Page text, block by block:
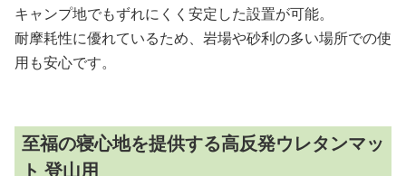
キャンプ地でもずれにくく安定した設置が可能。
耐摩耗性に優れているため、岩場や砂利の多い場所での使
用も安心です。
至福の寝心地を提供する高反発ウレタンマッ
ト 登山用